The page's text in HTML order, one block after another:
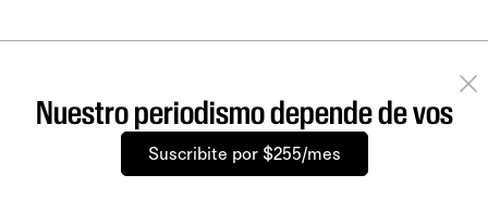
Nuestro periodismo depende de vos
Suscribite por $255/mes